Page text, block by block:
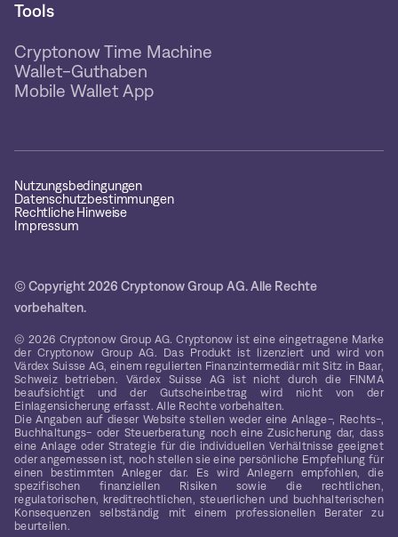
Tools
Cryptonow Time Machine
Wallet-Guthaben
Mobile Wallet App
Nutzungsbedingungen
Datenschutzbestimmungen
Rechtliche Hinweise
Impressum
© Copyright 2026 Cryptonow Group AG. Alle Rechte
vorbehalten.
© 2026 Cryptonow Group AG. Cryptonow ist eine eingetragene Marke
der Cryptonow Group AG. Das Produkt ist lizenziert und wird von
Värdex Suisse AG, einem regulierten Finanzintermediär mit Sitz in Baar,
Schweiz betrieben. Värdex Suisse AG ist nicht durch die FINMA
beaufsichtigt und der Gutscheinbetrag wird nicht von der
Einlagensicherung erfasst. Alle Rechte vorbehalten.
Die Angaben auf dieser Website stellen weder eine Anlage-, Rechts-,
Buchhaltungs- oder Steuerberatung noch eine Zusicherung dar, dass
eine Anlage oder Strategie für die individuellen Verhältnisse geeignet
oder angemessen ist, noch stellen sie eine persönliche Empfehlung für
einen bestimmten Anleger dar. Es wird Anlegern empfohlen, die
spezifischen finanziellen Risiken sowie die rechtlichen,
regulatorischen, kreditrechtlichen, steuerlichen und buchhalterischen
Konsequenzen selbständig mit einem professionellen Berater zu
beurteilen.